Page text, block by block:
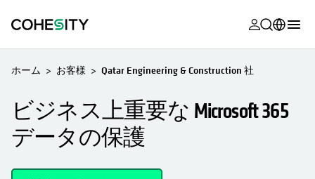
新しいタ
新しいタ
Alta
新しいタ
新しいタ
新しいタ
新しいタ
新しいタ
新しいタ
Deutsch (Germany)
ホーム お客様 Qatar Engineering & Construction 社
ビジネス上重要な Microsoft 365
データの保護